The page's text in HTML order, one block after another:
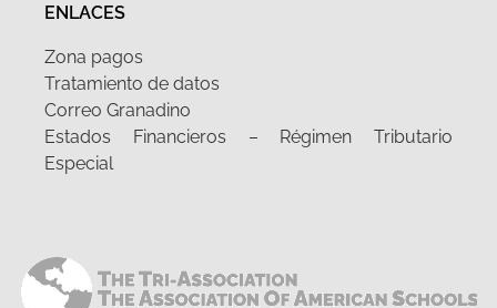
ENLACES
Zona pagos
Tratamiento de datos
Correo Granadino
Estados Financieros – Régimen Tributario
Especial